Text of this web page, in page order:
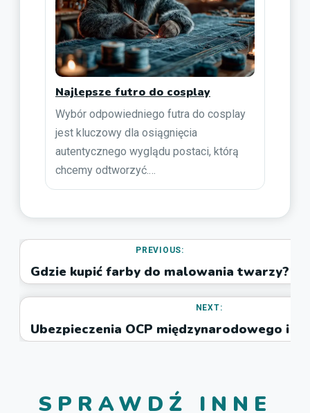
Najlepsze futro do cosplay
Wybór odpowiedniego futra do cosplay
jest kluczowy dla osiągnięcia
autentycznego wyglądu postaci, którą
chcemy odtworzyć.…
PREVIOUS:
Gdzie kupić farby do malowania twarzy?
NEXT:
Ubezpieczenia OCP międzynarodowego i
SPRAWDŹ INNE